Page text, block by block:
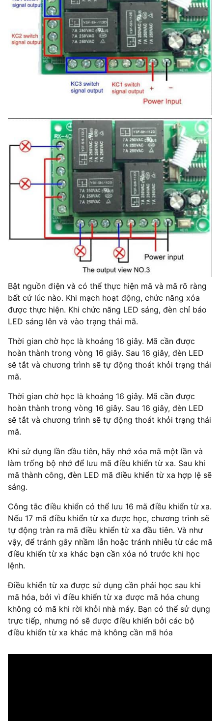
Bật nguồn điện và có thể thực hiện mã và mã rõ ràng
bất cứ lúc nào. Khi mạch hoạt động, chức năng xóa
được thực hiện. Khi chức năng LED sáng, đèn chỉ báo
LED sáng lên và vào trạng thái mã.
Thời gian chờ học là khoảng 16 giây. Mã cần được
hoàn thành trong vòng 16 giây. Sau 16 giây, đèn LED
sẽ tắt và chương trình sẽ tự động thoát khỏi trạng thái
mã.
Thời gian chờ học là khoảng 16 giây. Mã cần được
hoàn thành trong vòng 16 giây. Sau 16 giây, đèn LED
sẽ tắt và chương trình sẽ tự động thoát khỏi trạng thái
mã.
Khi sử dụng lần đầu tiên, hãy nhớ xóa mã một lần và
làm trống bộ nhớ để lưu mã điều khiển từ xa. Sau khi
mã thành công, đèn LED mã điều khiển từ xa hợp lệ sẽ
sáng.
Công tắc điều khiển có thể lưu 16 mã điều khiển từ xa.
Nếu 17 mã điều khiển từ xa được học, chương trình sẽ
tự động tràn ra mã điều khiển từ xa đầu tiên. Và như
vậy, để tránh gây nhầm lẫn hoặc tránh nhiễu từ các mã
điều khiển từ xa khác bạn cần xóa nó trước khi học
lệnh.
Điều khiển từ xa được sử dụng cần phải học sau khi
mã hóa, bởi vì điều khiển từ xa được mã hóa chung
không có mã khi rời khỏi nhà máy. Bạn có thể sử dụng
trực tiếp, nhưng nó sẽ được điều khiển bởi các bộ
điều khiển từ xa khác mà không cần mã hóa